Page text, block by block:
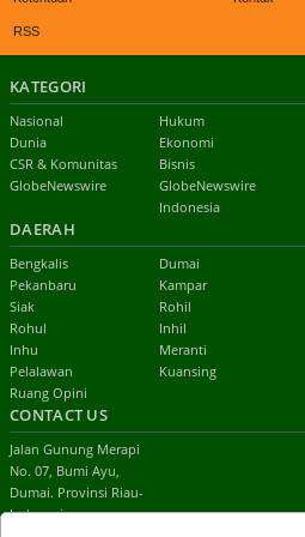
RSS
KATEGORI
Nasional
Hukum
Dunia
Ekonomi
CSR & Komunitas
Bisnis
GlobeNewswire
GlobeNewswire
Indonesia
DAERAH
Bengkalis
Dumai
Pekanbaru
Kampar
Siak
Rohil
Rohul
Inhil
Inhu
Meranti
Pelalawan
Kuansing
Ruang Opini
CONTACT US
Jalan Gunung Merapi
No. 07, Bumi Ayu,
Dumai. Provinsi Riau-
Indonesia